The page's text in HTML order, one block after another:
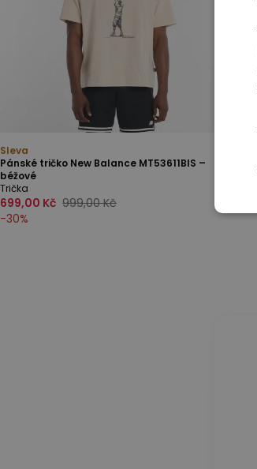
Sleva
Pánské tričko New Balance MT53611BIS –
béžové
Trička
699,00 Kč 999,00 Kč
-30%